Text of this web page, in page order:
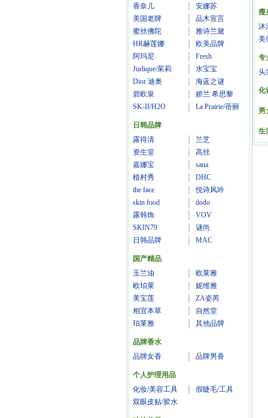
香奈儿
安娜苏
美国老牌
品木宣言
蜜丝佛陀
雅诗兰黛
HR赫莲娜
欧美品牌
阿玛尼
Fresh
Jurlique/茱莉
水宝宝
Dior 迪奥
海蓝之谜
碧欧泉
娇兰 希思黎
SK-II/H2O
La Prairie/蓓丽
日韩品牌
露得清
兰芝
资生堂
高丝
嘉娜宝
sana
植村秀
DHC
the face
悦诗风吟
skin food
dodo
露韩饰
VOV
SKIN79
谜尚
日韩品牌
MAC
国产精品
玉兰油
欧莱雅
欧珀莱
妮维雅
美宝莲
ZA姿芮
相宜本草
自然堂
珀莱雅
其他品牌
品牌香水
品牌女香
品牌男香
个人护理用品
化妆/美容工具
假睫毛/工具
双眼皮贴/胶水
瘦
沐
美
专
头
化
男
生